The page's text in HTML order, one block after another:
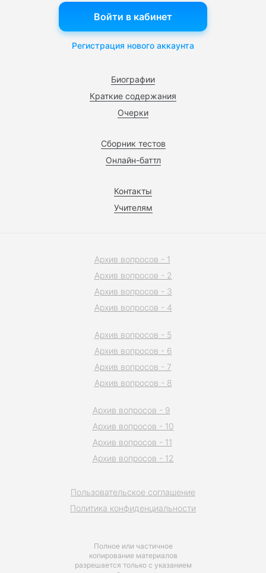
Биографии
Краткие содержания
Очерки
Сборник тестов
Онлайн-баттл
Контакты
Учителям
Войти в кабинет
Регистрация нового аккаунта
Полное или частичное
копирование материалов
разрешается только с указанием
Пользовательское соглашение
Политика конфиденциальности
Архив вопросов - 1
Архив вопросов - 2
Архив вопросов - 3
Архив вопросов - 4
Архив вопросов - 5
Архив вопросов - 6
Архив вопросов - 7
Архив вопросов - 8
Архив вопросов - 9
Архив вопросов - 10
Архив вопросов - 11
Архив вопросов - 12